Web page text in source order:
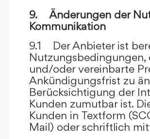
9. Änderungen der
Kommunikation
9.1 Der Anbieter ist
und/oder vereinbarte
Ankündigungsfrist zu
Berücksichtigung der
Kunden zumutbar ist.
Kunden in Textform
Mail) oder schriftlich